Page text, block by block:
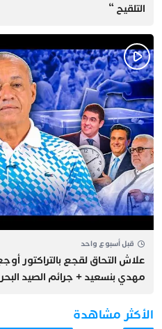
التلقيح “
قبل أسبوع واحد
علاش التحاق لقجع بالتراكتور
مهدي بنسعيد + جرائم الصيد
الأكثر مشاهدة